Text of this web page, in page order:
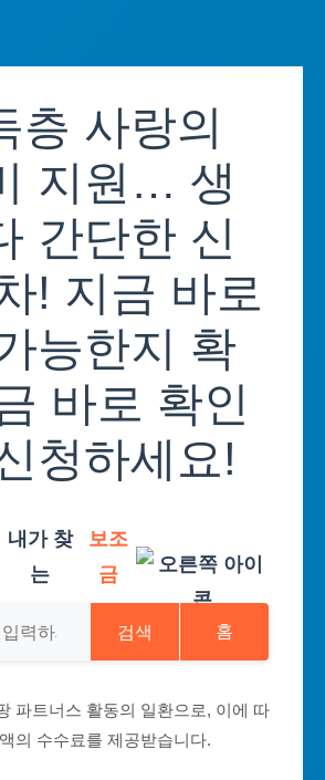
층 사랑의
지원… 생
간단한 신
! 지금 바로
능한지 확
바로 확인
청하세요!
내가 찾
는
보조
금
검색 홈
파트너스 활동의 일환으로, 이에 따
의 수수료를 제공받습니다.